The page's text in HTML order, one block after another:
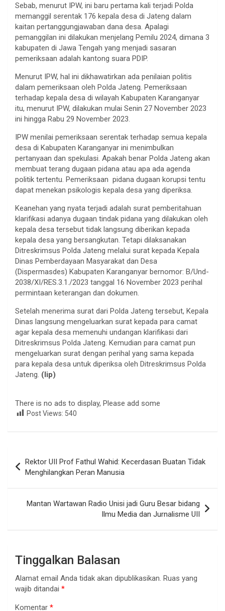
Sebab, menurut IPW, ini baru pertama kali terjadi Polda
memanggil serentak 176 kepala desa di Jateng dalam
kaitan pertanggungjawaban dana desa. Apalagi
pemanggilan ini dilakukan menjelang Pemilu 2024, dimana 3
kabupaten di Jawa Tengah yang menjadi sasaran
pemeriksaan adalah kantong suara PDIP.
Menurut IPW, hal ini dikhawatirkan ada penilaian politis
dalam pemeriksaan oleh Polda Jateng. Pemeriksaan
terhadap kepala desa di wilayah Kabupaten Karanganyar
itu, menurut IPW, dilakukan mulai Senin 27 November 2023
ini hingga Rabu 29 November 2023.
IPW menilai pemeriksaan serentak terhadap semua kepala
desa di Kabupaten Karanganyar ini menimbulkan
pertanyaan dan spekulasi. Apakah benar Polda Jateng akan
membuat terang dugaan pidana atau apa ada agenda
politik tertentu. Pemeriksaan pidana dugaan korupsi tentu
dapat menekan psikologis kepala desa yang diperiksa.
Keanehan yang nyata terjadi adalah surat pemberitahuan
klarifikasi adanya dugaan tindak pidana yang dilakukan oleh
kepala desa tersebut tidak langsung diberikan kepada
kepala desa yang bersangkutan. Tetapi dilaksanakan
Ditreskrimsus Polda Jateng melalui surat kepada Kepala
Dinas Pemberdayaan Masyarakat dan Desa
(Dispermasdes) Kabupaten Karanganyar bernomor: B/Und-
2038/XI/RES.3.1./2023 tanggal 16 November 2023 perihal
permintaan keterangan dan dokumen.
Setelah menerima surat dari Polda Jateng tersebut, Kepala
Dinas langsung mengeluarkan surat kepada para camat
agar kepala desa memenuhi undangan klarifikasi dari
Ditreskrimsus Polda Jateng. Kemudian para camat pun
mengeluarkan surat dengan perihal yang sama kepada
para kepala desa untuk diperiksa oleh Ditreskrimsus Polda
Jateng. (lip)
There is no ads to display, Please add some
Post Views: 540
pos
Rektor UII Prof Fathul Wahid: Kecerdasan Buatan Tidak
Menghilangkan Peran Manusia
Mantan Wartawan Radio Unisi jadi Guru Besar bidang
Ilmu Media dan Jurnalisme UII
Tinggalkan Balasan
Alamat email Anda tidak akan dipublikasikan. Ruas yang
wajib ditandai *
Komentar *